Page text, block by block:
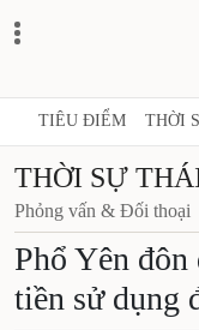
TIÊU ĐIỂM THỜI
THỜI SỰ
Phỏng vấn & Đối thoại
Phổ Yên đôn
tiền sử dụng